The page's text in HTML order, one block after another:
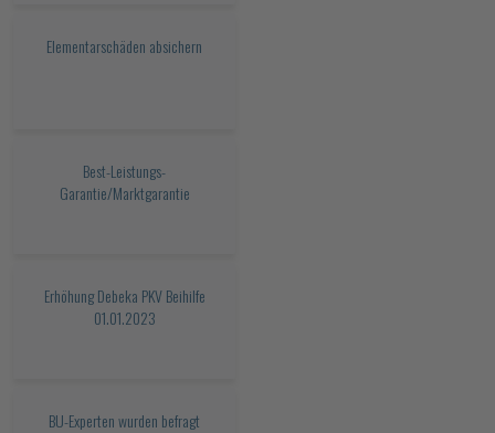
Elementarschäden absichern
Best-Leistungs-
Garantie/Marktgarantie
Erhöhung Debeka PKV Beihilfe
01.01.2023
BU-Experten wurden befragt